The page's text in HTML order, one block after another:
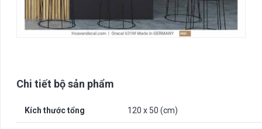
Chi tiết bộ sản phẩm
Kích thước tổng 120 x 50 (cm)